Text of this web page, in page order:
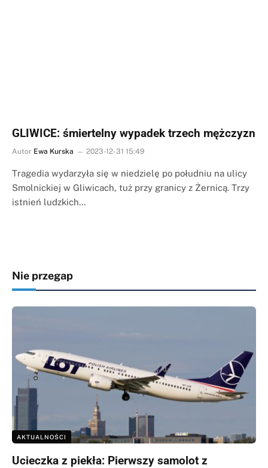
GLIWICE: śmiertelny wypadek trzech mężczyzn
Autor Ewa Kurska 2023-12-31 15:49
Tragedia wydarzyła się w niedzielę po południu na ulicy
Smolnickiej w Gliwicach, tuż przy granicy z Żernicą. Trzy
istnień ludzkich…
Nie przegap
AKTUALNOŚCI
Ucieczka z piekła: Pierwszy samolot z